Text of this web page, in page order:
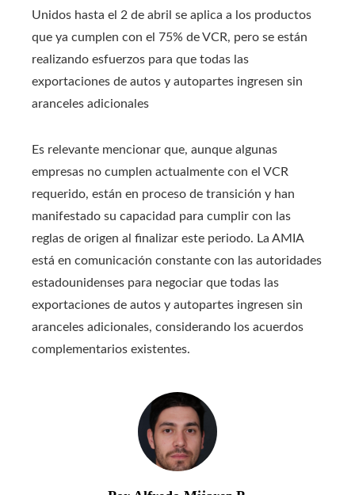
Unidos hasta el 2 de abril se aplica a los productos
que ya cumplen con el 75% de VCR, pero se están
realizando esfuerzos para que todas las
exportaciones de autos y autopartes ingresen sin
aranceles adicionales
Es relevante mencionar que, aunque algunas
empresas no cumplen actualmente con el VCR
requerido, están en proceso de transición y han
manifestado su capacidad para cumplir con las
reglas de origen al finalizar este periodo. La AMIA
está en comunicación constante con las autoridades
estadounidenses para negociar que todas las
exportaciones de autos y autopartes ingresen sin
aranceles adicionales, considerando los acuerdos
complementarios existentes.